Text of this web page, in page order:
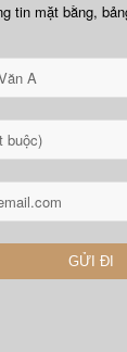
tin mặt bằng,